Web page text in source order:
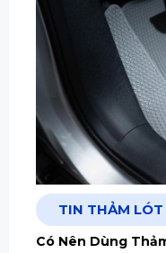
TIN THẢM LÓT
Có Nên Dùng